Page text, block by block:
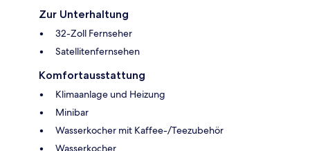
Zur Unterhaltung
32-Zoll Fernseher
Satellitenfernsehen
Komfortausstattung
Klimaanlage und Heizung
Minibar
Wasserkocher mit Kaffee-/Teezubehör
Wasserkocher